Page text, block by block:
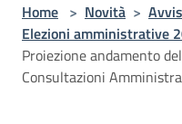
Home > Novità >
Elezioni amministrative
Proiezione andamento
Consultazioni